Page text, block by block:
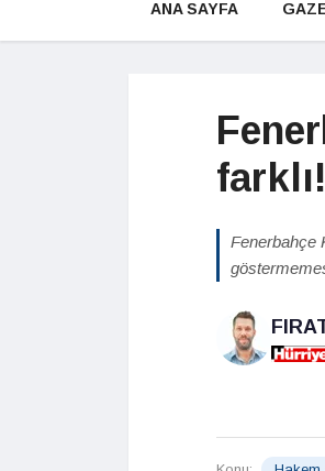
ANA SAYFA
farklı!
Fenerbahçe